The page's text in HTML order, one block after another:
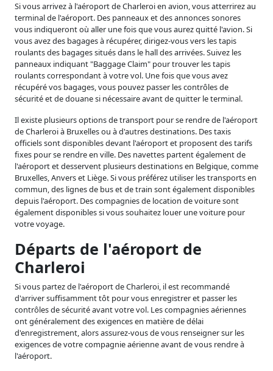
Si vous arrivez à l'aéroport de Charleroi en avion, vous atterrirez au
terminal de l'aéroport. Des panneaux et des annonces sonores
vous indiqueront où aller une fois que vous aurez quitté l'avion. Si
vous avez des bagages à récupérer, dirigez-vous vers les tapis
roulants des bagages situés dans le hall des arrivées. Suivez les
panneaux indiquant "Baggage Claim" pour trouver les tapis
roulants correspondant à votre vol. Une fois que vous avez
récupéré vos bagages, vous pouvez passer les contrôles de
sécurité et de douane si nécessaire avant de quitter le terminal.
Il existe plusieurs options de transport pour se rendre de l'aéroport
de Charleroi à Bruxelles ou à d'autres destinations. Des taxis
officiels sont disponibles devant l'aéroport et proposent des tarifs
fixes pour se rendre en ville. Des navettes partent également de
l'aéroport et desservent plusieurs destinations en Belgique, comme
Bruxelles, Anvers et Liège. Si vous préférez utiliser les transports en
commun, des lignes de bus et de train sont également disponibles
depuis l'aéroport. Des compagnies de location de voiture sont
également disponibles si vous souhaitez louer une voiture pour
votre voyage.
Départs de l'aéroport de
Charleroi
Si vous partez de l'aéroport de Charleroi, il est recommandé
d'arriver suffisamment tôt pour vous enregistrer et passer les
contrôles de sécurité avant votre vol. Les compagnies aériennes
ont généralement des exigences en matière de délai
d'enregistrement, alors assurez-vous de vous renseigner sur les
exigences de votre compagnie aérienne avant de vous rendre à
l'aéroport.